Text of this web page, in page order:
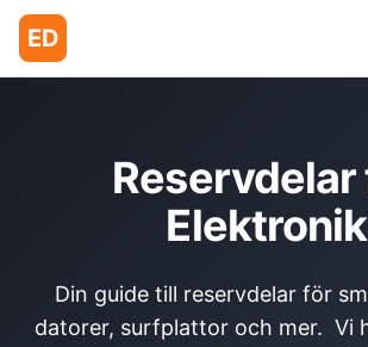
ED
Reservdelar
Elektronik
Din guide till reservdelar för
datorer, surfplattor och mer. Vi